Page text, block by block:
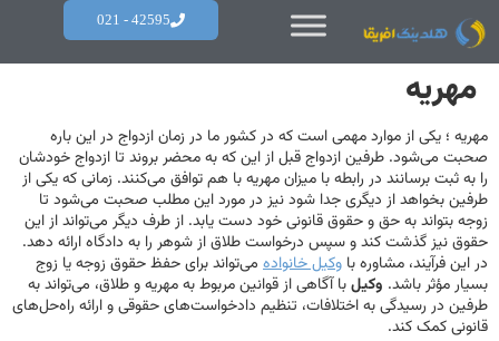
42595 - 021
مهریه
مهریه ؛ یکی از موارد مهمی است که در کشور ما در زمان ازدواج در این باره
صحبت می‌شود. طرفین ازدواج قبل از این که به محضر بروند تا ازدواج خودشان
را به ثبت برسانند در رابطه با میزان مهریه با هم توافق می‌کنند. زمانی که یکی از
طرفین بخواهد از دیگری جدا شود نیز در مورد این مطلب صحبت می‌شود تا
زوجه بتواند به حق و حقوق قانونی خود دست یابد. از طرف دیگر می‌تواند از این
حقوق نیز گذشت کند و سپس درخواست طلاق از شوهر را به دادگاه ارائه دهد.
در این فرآیند، مشاوره با وکیل خانواده می‌تواند برای حفظ حقوق زوجه یا زوج
بسیار مؤثر باشد. وکیلبا آگاهی از قوانین مربوط به مهریه و طلاق، می‌تواند به
طرفین در رسیدگی به اختلافات، تنظیم دادخواست‌های حقوقی و ارائه راه‌حل‌های
قانونی کمک کند.